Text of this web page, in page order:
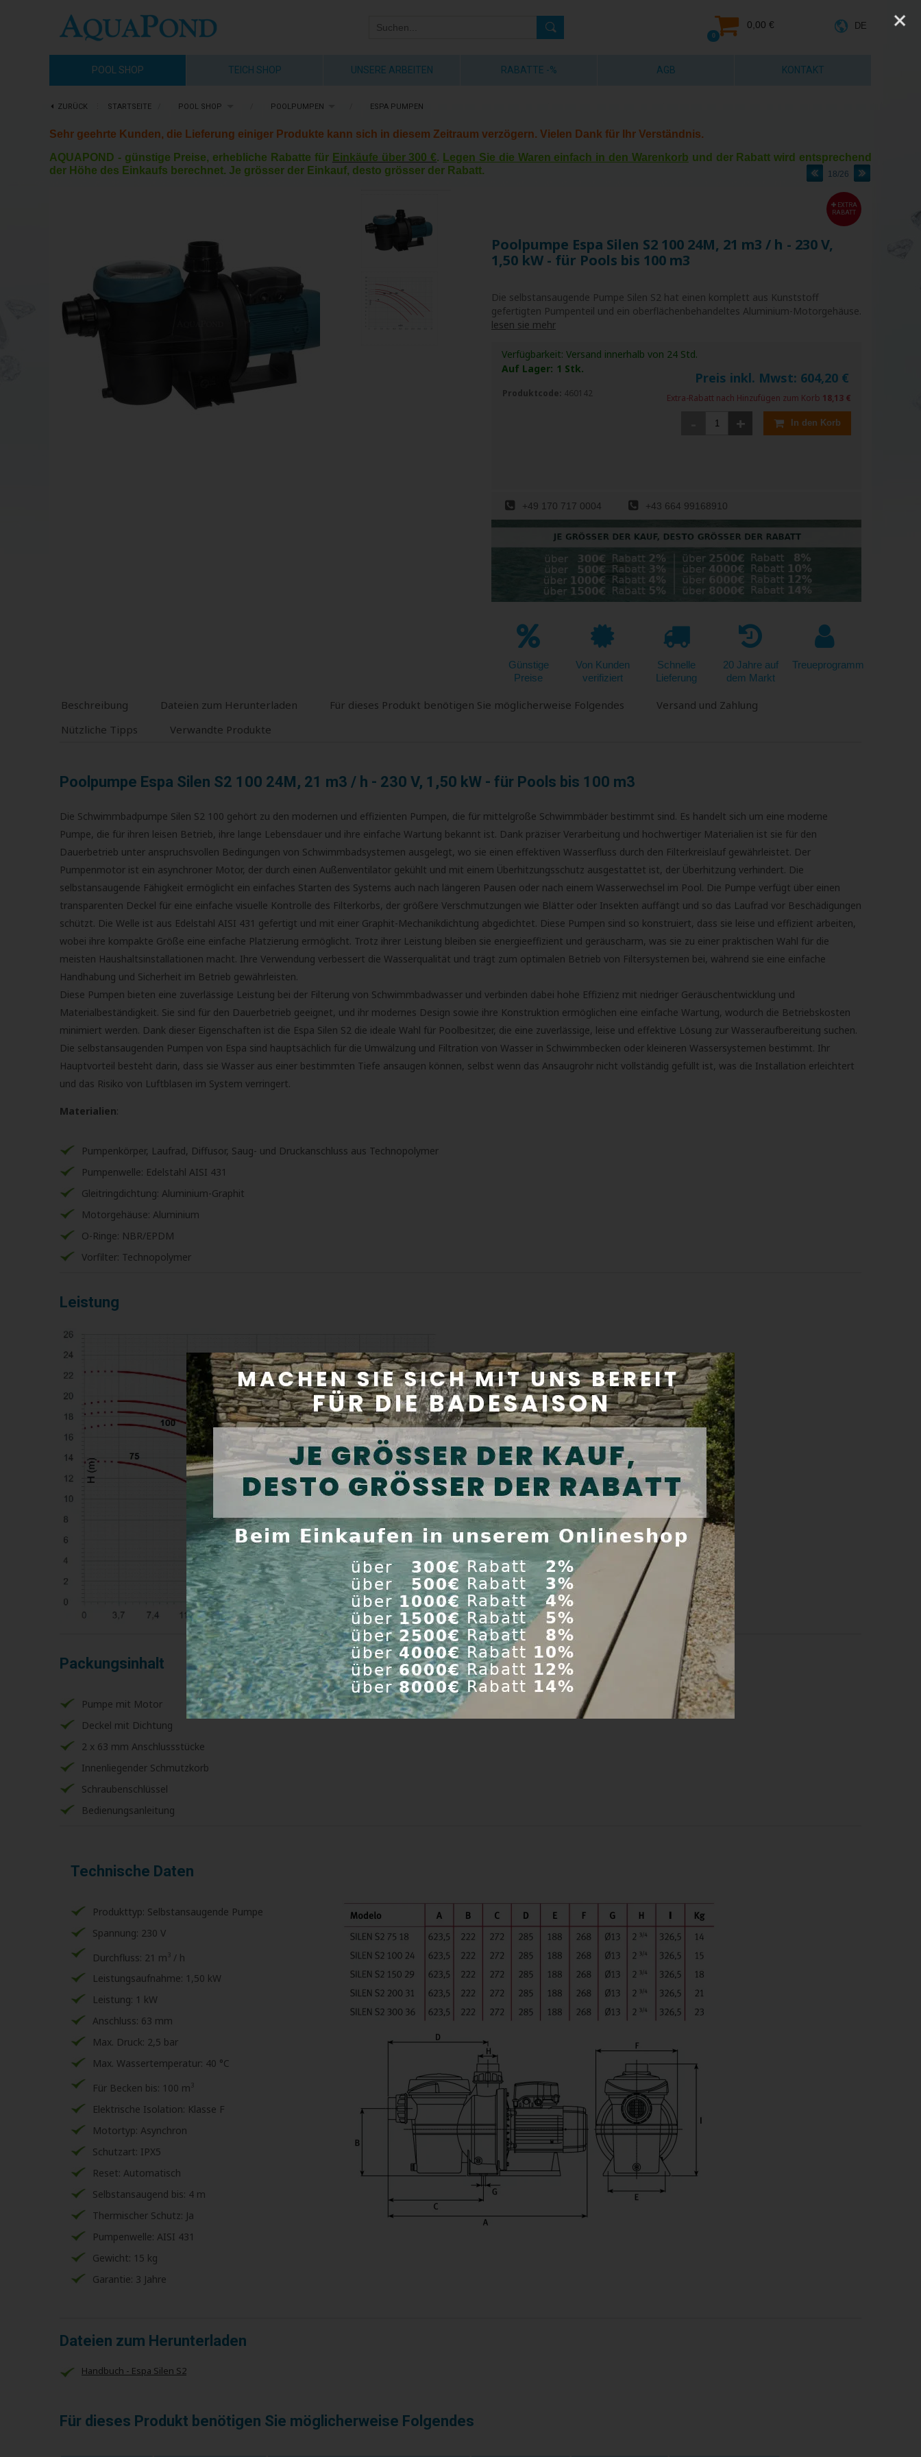
0,00 €
0
DE
POOL SHOP TEICH SHOP UNSERE ARBEITEN RABATTE -% AGB KONTAKT
ZURÜCK STARTSEITE POOL SHOP POOLPUMPEN ESPA PUMPEN
Sehr geehrte Kunden, die Lieferung einiger Produkte kann sich in diesem Zeitraum verzögern. Vielen Dank für Ihr Verständnis.
AQUAPOND - günstige Preise, erhebliche Rabatte für Einkäufe über 300 €. Legen Sie die Waren einfach in den Warenkorb und der Rabatt wird entsprechend
der Höhe des Einkaufs berechnet. Je grösser der Einkauf, desto grösser der Rabatt.
18/26
EXTRA
RABATT
Poolpumpe Espa Silen S2 100 24M, 21 m3 / h - 230 V,
1,50 kW - für Pools bis 100 m3
Die selbstansaugende Pumpe Silen S2 hat einen komplett aus Kunststoff
gefertigten Pumpenteil und ein oberflächenbehandeltes Aluminium-Motorgehäuse.
lesen sie mehr
Produktcode: 460142
Verfügbarkeit: Versand innerhalb von 24 Std.
Auf Lager: 1 Stk.
Preis inkl. Mwst: 604,20 €
Extra-Rabatt nach Hinzufügen zum Korb 18,13 €
+ In den Korb
+49 170 717 0004 +43 664 99168910
Günstige
Preise
Von Kunden
verifiziert
Schnelle
Lieferung
20 Jahre auf
dem Markt
Treueprogramm
Beschreibung Dateien zum Herunterladen Für dieses Produkt benötigen Sie möglicherweise Folgendes
Versand und Zahlung
Nützliche Tipps
Verwandte Produkte
Poolpumpe Espa Silen S2 100 24M, 21 m3 / h - 230 V, 1,50 kW - für Pools bis 100 m3
Die Schwimmbadpumpe Silen S2 100 gehört zu den modernen und effizienten Pumpen, die für mittelgroße Schwimmbäder bestimmt sind. Es handelt sich um eine moderne
Pumpe, die für ihren leisen Betrieb, ihre lange Lebensdauer und ihre einfache Wartung bekannt ist. Dank präziser Verarbeitung und hochwertiger Materialien ist sie für den
Dauerbetrieb unter anspruchsvollen Bedingungen von Schwimmbadsystemen ausgelegt, wo sie einen effektiven Wasserfluss durch den Filterkreislauf gewährleistet. Der
Pumpenmotor ist ein asynchroner Motor, der durch einen Außenventilator gekühlt und mit einem Überhitzungsschutz ausgestattet ist, der Überhitzung verhindert. Die
selbstansaugende Fähigkeit ermöglicht ein einfaches Starten des Systems auch nach längeren Pausen oder nach einem Wasserwechsel im Pool. Die Pumpe verfügt über einen
transparenten Deckel für eine einfache visuelle Kontrolle des Filterkorbs, der größere Verschmutzungen wie Blätter oder Insekten auffängt und so das Laufrad vor Beschädigungen
schützt. Die Welle ist aus Edelstahl AISI 431 gefertigt und mit einer Graphit-Mechanikdichtung abgedichtet. Diese Pumpen sind so konstruiert, dass sie leise und effizient arbeiten,
wobei ihre kompakte Größe eine einfache Platzierung ermöglicht. Trotz ihrer Leistung bleiben sie energieeffizient und geräuscharm, was sie zu einer praktischen Wahl für die
meisten Haushaltsinstallationen macht. Ihre Verwendung verbessert die Wasserqualität und trägt zum optimalen Betrieb von Filtersystemen bei, während sie eine einfache
Handhabung und Sicherheit im Betrieb gewährleisten.
Diese Pumpen bieten eine zuverlässige Leistung bei der Filterung von Schwimmbadwasser und verbinden dabei hohe Effizienz mit niedriger Geräuschentwicklung und
Materialbeständigkeit. Sie sind für den Dauerbetrieb geeignet, und ihr modernes Design sowie ihre Konstruktion ermöglichen eine einfache Wartung, wodurch die Betriebskosten
minimiert werden. Dank dieser Eigenschaften ist die Espa Silen S2 die ideale Wahl für Poolbesitzer, die eine zuverlässige, leise und effektive Lösung zur Wasseraufbereitung suchen.
Die selbstansaugenden Pumpen von Espa sind hauptsächlich für die Umwälzung und Filtration von Wasser in Schwimmbecken oder kleineren Wassersystemen bestimmt. Ihr
Hauptvorteil besteht darin, dass sie Wasser aus einer bestimmten Tiefe ansaugen können, selbst wenn das Ansaugrohr nicht vollständig gefüllt ist, was die Installation erleichtert
und das Risiko von Luftblasen im System verringert.
Materialien:
Pumpenkörper, Laufrad, Diffusor, Saug- und Druckanschluss aus Technopolymer
Pumpenwelle: Edelstahl AISI 431
Gleitringdichtung: Aluminium-Graphit
Motorgehäuse: Aluminium
O-Ringe: NBR/EPDM
Vorfilter: Technopolymer
Leistung
Packungsinhalt
Pumpe mit Motor
Deckel mit Dichtung
2 x 63 mm Anschlussstücke
Innenliegender Schmutzkorb
Schraubenschlüssel
Bedienungsanleitung
Technische Daten
Produkttyp: Selbstansaugende Pumpe
Spannung: 230 V
Durchfluss: 21 m 3 / h
Leistungsaufnahme: 1,50 kW
Leistung: 1 kW
Anschluss: 63 mm
Max. Druck: 2,5 bar
Max. Wassertemperatur: 40 °C
Für Becken bis: 100 m3
Elektrische Isolation: Klasse F
Motortyp: Asynchron
Schutzart: IPX5
Reset: Automatisch
Selbstansaugend bis: 4 m
Thermischer Schutz: Ja
Pumpenwelle: AISI 431
Gewicht: 15 kg
Garantie: 3 Jahre
Dateien zum Herunterladen
Handbuch - Espa Silen S2
Für dieses Produkt benötigen Sie möglicherweise Folgendes